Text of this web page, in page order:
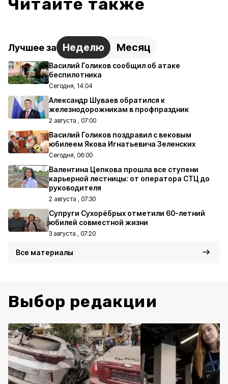
Читайте также
Лучшее за Неделю Месяц
Василий Голиков сообщил об атаке
беспилотника
Сегодня, 14:04
Александр Шуваев обратился к
железнодорожникам в профпраздник
2 августа , 07:00
Василий Голиков поздравил с вековым
юбилеем Якова Игнатьевича Зеленских
Сегодня, 06:00
Валентина Цепкова прошла все ступени
карьерной лестницы: от оператора СТЦ до
руководителя
2 августа , 07:30
Супруги Сухорёбрых отметили 60-летний
юбилей совместной жизни
3 августа , 07:20
Все материалы
Выбор редакции